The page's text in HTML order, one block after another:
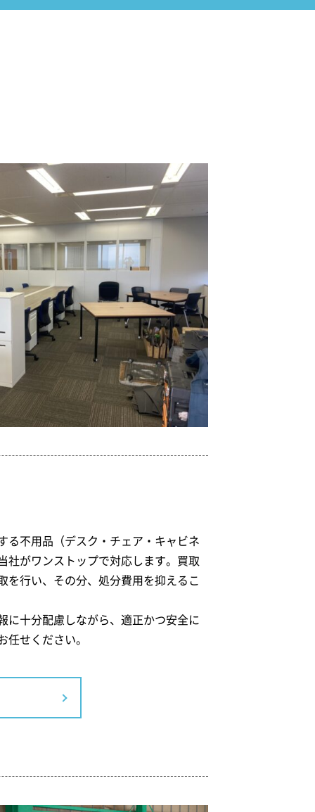
る不用品（デスク・チェア・キャビネ
社がワンストップで対応します。買取
を行い、その分、処分費用を抑えるこ
に十分配慮しながら、適正かつ安全に
せください。